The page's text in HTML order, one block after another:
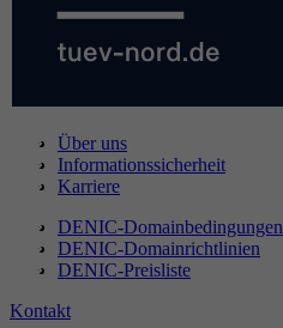
Über uns
Informationssicherheit
Karriere
DENIC-Domainbedingungen
DENIC-Domainrichtlinien
DENIC-Preisliste
Kontakt